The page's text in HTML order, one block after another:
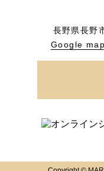
長野県長野
Google